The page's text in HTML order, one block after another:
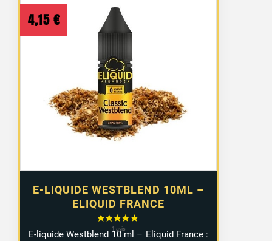
E-LIQUIDE WESTBLEND 10ML –
ELIQUID FRANCE
4,15 €
E-liquide Westblend 10 ml – Eliquid France :